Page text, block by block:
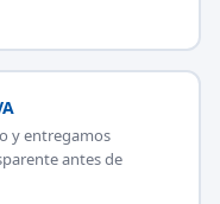
y entregamos
antes de